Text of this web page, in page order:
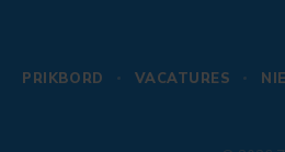
PRIKBORD VACATURES